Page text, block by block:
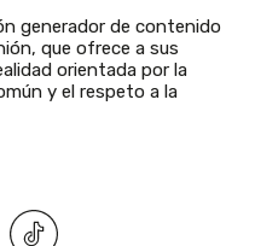
generador de contenido
que ofrece a sus
orientada por la
y el respeto a la